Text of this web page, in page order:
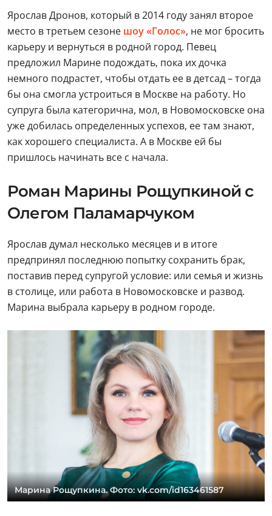
Ярослав Дронов, который в 2014 году занял второе
место в третьем сезоне шоу «Голос», не мог бросить
карьеру и вернуться в родной город. Певец
предложил Марине подождать, пока их дочка
немного подрастет, чтобы отдать ее в детсад – тогда
бы она смогла устроиться в Москве на работу. Но
супруга была категорична, мол, в Новомосковске она
уже добилась определенных успехов, ее там знают,
как хорошего специалиста. А в Москве ей бы
пришлось начинать все с начала.
Роман Марины Рощупкиной с
Олегом Паламарчуком
Ярослав думал несколько месяцев и в итоге
предпринял последнюю попытку сохранить брак,
поставив перед супругой условие: или семья и жизнь
в столице, или работа в Новомосковске и развод.
Марина выбрала карьеру в родном городе.
Марина Рощупкина. Фото: vk.com/id163461587